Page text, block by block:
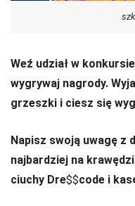
Weź udział w
wygrywaj nagrody.
grzeszki i ciesz się
Napisz swoją uwagę z
najbardziej na
ciuchy Dre$$code i